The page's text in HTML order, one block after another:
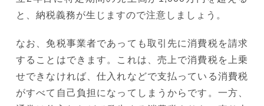
と、納税義務が生じますので注意しましょう。
なお、免税事業者であっても取引先に消費税を請求
することはできます。これは、売上で消費税を上乗
せできなければ、仕入れなどで支払っている消費税
がすべて自己負担になってしまうからです。一方、